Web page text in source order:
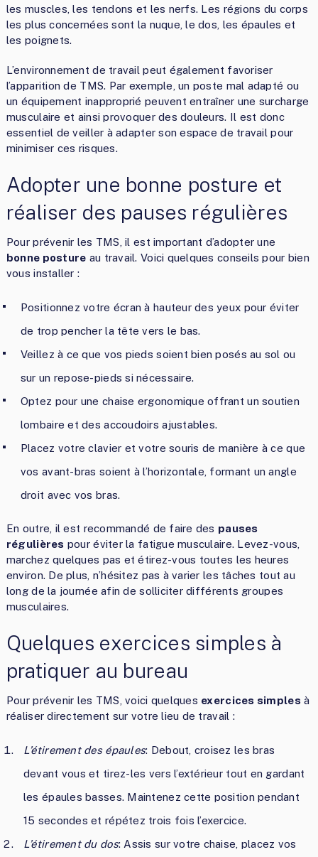
les muscles, les tendons et les nerfs. Les régions du corps
les plus concernées sont la nuque, le dos, les épaules et
les poignets.
L’environnement de travail peut également favoriser
l’apparition de TMS. Par exemple, un poste mal adapté ou
un équipement inapproprié peuvent entraîner une surcharge
musculaire et ainsi provoquer des douleurs. Il est donc
essentiel de veiller à adapter son espace de travail pour
minimiser ces risques.
Adopter une bonne posture et
réaliser des pauses régulières
Pour prévenir les TMS, il est important d’adopter une
bonne posture au travail. Voici quelques conseils pour bien
vous installer :
Positionnez votre écran à hauteur des yeux pour éviter
de trop pencher la tête vers le bas.
Veillez à ce que vos pieds soient bien posés au sol ou
sur un repose-pieds si nécessaire.
Optez pour une chaise ergonomique offrant un soutien
lombaire et des accoudoirs ajustables.
Placez votre clavier et votre souris de manière à ce que
vos avant-bras soient à l’horizontale, formant un angle
droit avec vos bras.
En outre, il est recommandé de faire des pauses
régulières pour éviter la fatigue musculaire. Levez-vous,
marchez quelques pas et étirez-vous toutes les heures
environ. De plus, n’hésitez pas à varier les tâches tout au
long de la journée afin de solliciter différents groupes
musculaires.
Quelques exercices simples à
pratiquer au bureau
Pour prévenir les TMS, voici quelques exercices simples à
réaliser directement sur votre lieu de travail :
L’étirement des épaules: Debout, croisez les bras
devant vous et tirez-les vers l’extérieur tout en gardant
les épaules basses. Maintenez cette position pendant
15 secondes et répétez trois fois l’exercice.
L’étirement du dos: Assis sur votre chaise, placez vos